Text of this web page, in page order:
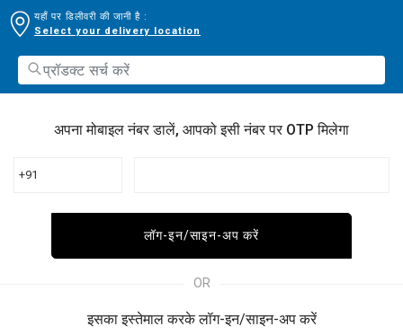
यहाँ पर डिलीवरी की जानी है :
Select your delivery location
अपना मोबाइल नंबर डालें, आपको इसी नंबर पर OTP मिलेगा
+91
लॉग-इन/साइन-अप करें
OR
इसका इस्तेमाल करके लॉग-इन/साइन-अप करें